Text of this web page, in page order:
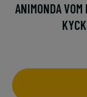
ANIMONDA